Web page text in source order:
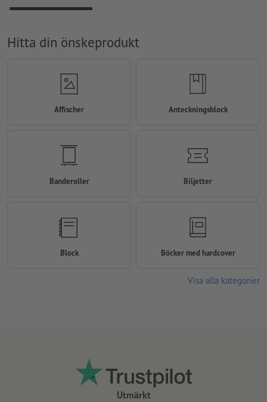
Utmärkt
Hitta din önskeprodukt
Affischer Anteckningsblock
Banderoller Biljetter
Block Böcker med hardcover
Visa alla kategorier